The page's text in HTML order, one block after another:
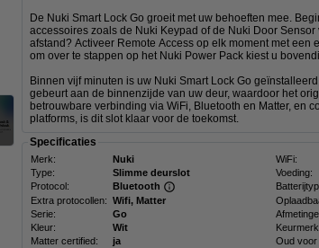
De Nuki Smart Lock Go groeit met uw behoeften mee.
accessoires zoals de Nuki Keypad of de Nuki Door
afstand? Activeer Remote Access op elk moment met
om over te stappen op het Nuki Power Pack kiest u
Binnen vijf minuten is uw Nuki Smart Lock Go
gebeurt aan de binnenzijde van uw deur, waardoor het
betrouwbare verbinding via WiFi, Bluetooth en Matter, en
platforms, is dit slot klaar voor de toekomst.
Specificaties
Merk: Nuki WiFi:
Type:
Slimme deurslot Voeding:
Protocol:
Bluetooth
Extra protocollen: Wifi, Matter
Serie:
Go
Kleur:
Wit
Matter certified:
ja Oud voor